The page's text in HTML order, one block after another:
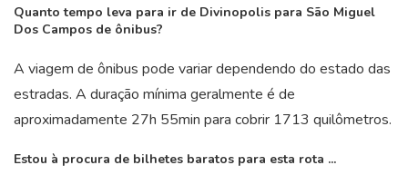
Quanto tempo leva para ir de Divinopolis para São Miguel
Dos Campos de ônibus?
A viagem de ônibus pode variar dependendo do estado das
estradas. A duração mínima geralmente é de
aproximadamente 27h 55min para cobrir 1713 quilômetros.
Estou à procura de bilhetes baratos para esta rota ...